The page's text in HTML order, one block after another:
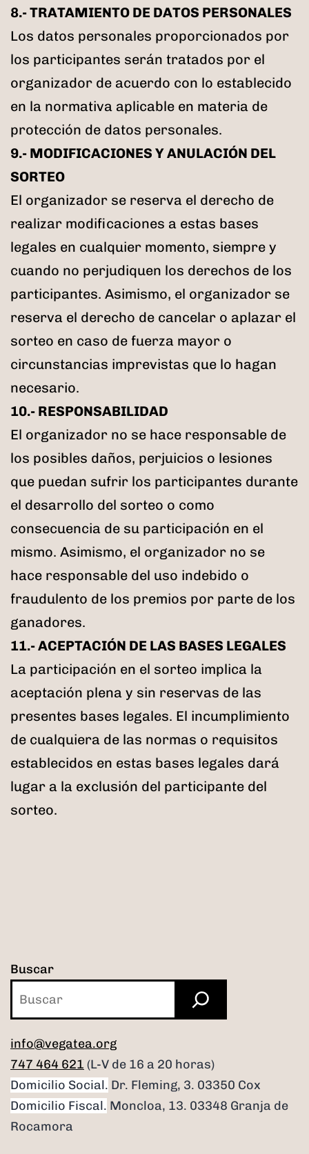
8.- TRATAMIENTO DE DATOS PERSONALES
Los datos personales proporcionados por
los participantes serán tratados por el
organizador de acuerdo con lo establecido
en la normativa aplicable en materia de
protección de datos personales.
9.- MODIFICACIONES Y ANULACIÓN DEL
SORTEO
El organizador se reserva el derecho de
realizar modificaciones a estas bases
legales en cualquier momento, siempre y
cuando no perjudiquen los derechos de los
participantes. Asimismo, el organizador se
reserva el derecho de cancelar o aplazar el
sorteo en caso de fuerza mayor o
circunstancias imprevistas que lo hagan
necesario.
10.- RESPONSABILIDAD
El organizador no se hace responsable de
los posibles daños, perjuicios o lesiones
que puedan sufrir los participantes durante
el desarrollo del sorteo o como
consecuencia de su participación en el
mismo. Asimismo, el organizador no se
hace responsable del uso indebido o
fraudulento de los premios por parte de los
ganadores.
11.- ACEPTACIÓN DE LAS BASES LEGALES
La participación en el sorteo implica la
aceptación plena y sin reservas de las
presentes bases legales. El incumplimiento
de cualquiera de las normas o requisitos
establecidos en estas bases legales dará
lugar a la exclusión del participante del
sorteo.
Buscar
info@vegatea.org
747 464 621 (L-V de 16 a 20 horas)
Domicilio Social. Dr. Fleming, 3. 03350 Cox
Domicilio Fiscal. Moncloa, 13. 03348 Granja de
Rocamora